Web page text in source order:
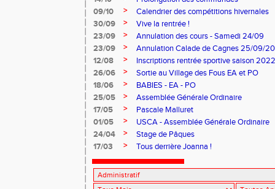
09/10
>
Calendrier des compétitions hivernales
30/09
>
Vive la rentrée !
23/09
>
Annulation des cours - Samedi 24/09
23/09
>
Annulation Calade de Cagnes 25/09/
12/08
>
Inscriptions rentrée sportive saison
26/06
>
Sortie au Village des Fous EA et PO
18/06
>
BABIES - EA - PO
25/05
>
Assemblée Générale Ordinaire
17/05
>
Pascale Malluret
01/05
>
USCA - Assemblée Générale Ordinaire
24/04
>
Stage de Pâques
17/03
> Tous derrière Joanna !